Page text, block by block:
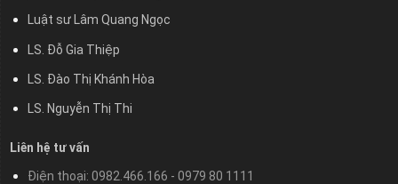
Luật sư Lâm Quang Ngọc
LS. Đỗ Gia Thiệp
LS. Đào Thị Khánh Hòa
LS. Nguyễn Thị Thi
Liên hệ tư vấn
Điện thoại: 0982.466.166 - 0979 80 1111